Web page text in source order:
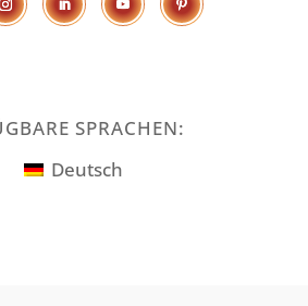
SPRACHEN:
Deutsch